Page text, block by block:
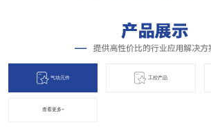
气动元件 工控产品
查看更多+